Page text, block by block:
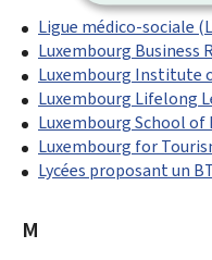
Ligue médico-sociale
Luxembourg Business
Luxembourg Institute
Luxembourg Lifelong
Luxembourg School of
Luxembourg for
Lycées proposant un
M